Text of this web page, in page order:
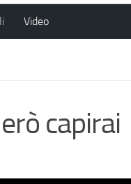
Video
capirai